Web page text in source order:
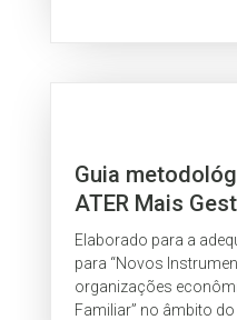
Guia
ATER Mais
Elaborado para a
para “Novos
organizações
Familiar” no âmbito